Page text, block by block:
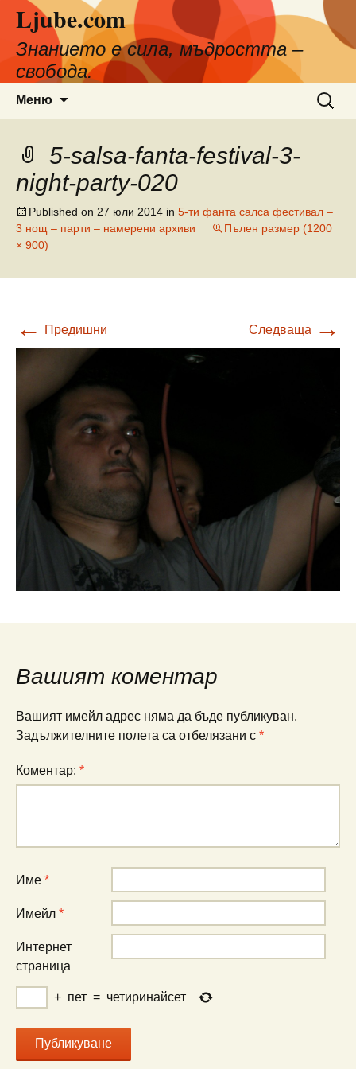
съдържанието
Ljube.com
Знанието е сила, мъдростта –
свобода.
Меню
за:
5-salsa-fanta-festival-3-
night-party-020
Published on 27 юли 2014 in 5-ти фанта салса фестивал –
3 нощ – парти – намерени архиви
Пълен размер (1200
× 900)
← Предишни Следваща →
Вашият коментар
Вашият имейл адрес няма да бъде публикуван.
Задължителните полета са отбелязани с *
Коментар: *
Име *
Имейл *
Интернет
страница
+ пет = четиринайсет